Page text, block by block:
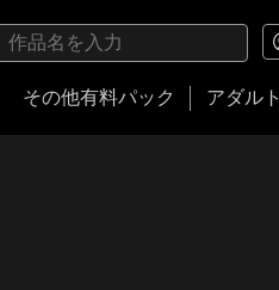
その他有料パック アダルト